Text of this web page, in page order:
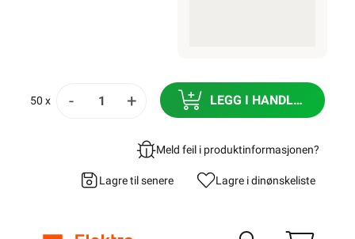
50 x - + LEGG I HANDLEKURV
Meld feil i produktinformasjonen?
Lagre til senere Lagre i dinønskeliste